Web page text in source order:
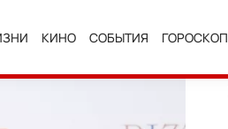
КИНО СОБЫТИЯ ГОРОСКОП